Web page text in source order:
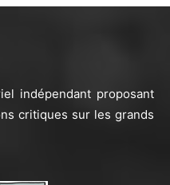
indépendant proposant
critiques sur les grands